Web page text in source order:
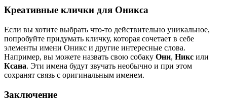
Креативные клички для Оникса
Если вы хотите выбрать что-то действительно уникальное,
попробуйте придумать кличку, которая сочетает в себе
элементы имени Оникс и другие интересные слова.
Например, вы можете назвать свою собаку Они, Никс или
Ксана. Эти имена будут звучать необычно и при этом
сохранят связь с оригинальным именем.
Заключение